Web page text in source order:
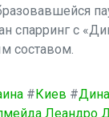
спарринг с
составом.
#Киев #
Леандро